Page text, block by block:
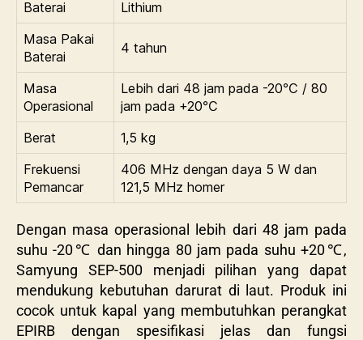
Baterai
Lithium
Masa Pakai
Baterai
4 tahun
Masa
Operasional
Lebih dari 48 jam pada -20℃ / 80
jam pada +20℃
Berat
1,5 kg
Frekuensi
Pemancar
406 MHz dengan daya 5 W dan
121,5 MHz homer
Dengan masa operasional lebih dari 48 jam pada
suhu -20℃ dan hingga 80 jam pada suhu +20℃,
Samyung SEP-500 menjadi pilihan yang dapat
mendukung kebutuhan darurat di laut. Produk ini
cocok untuk kapal yang membutuhkan perangkat
EPIRB dengan spesifikasi jelas dan fungsi